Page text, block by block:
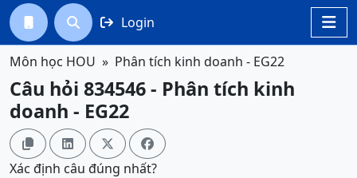

  Login
Môn học HOU Phân tích kinh doanh - EG22
Câu hỏi 834546 - Phân tích kinh
doanh - EG22
   
Xác định câu đúng nhất?